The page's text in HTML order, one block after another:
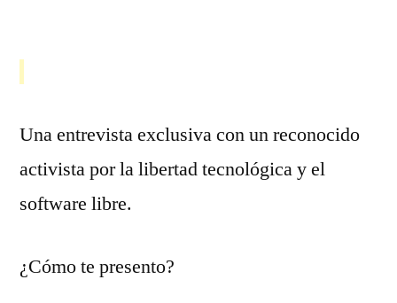
Una entrevista exclusiva con un reconocido
activista por la libertad tecnológica y el
software libre.
¿Cómo te presento?